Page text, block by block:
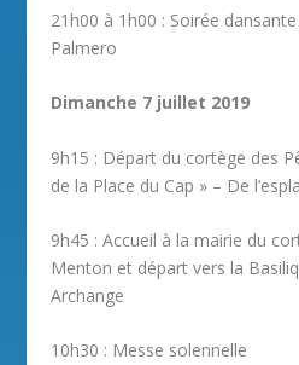
21h00 à 1h00 : Soirée
Palmero
Dimanche 7 juillet 2019
9h15 : Départ du cortège des
de la Place du Cap » – De
9h45 : Accueil à la mairie du
Menton et départ vers la
Archange
10h30 : Messe solennelle